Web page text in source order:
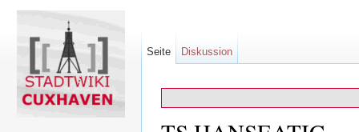
Seite Diskussion